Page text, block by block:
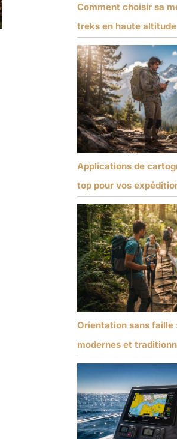
Comment choisir sa
treks en haute altitude
Applications de
top pour vos
Orientation sans faille
modernes et